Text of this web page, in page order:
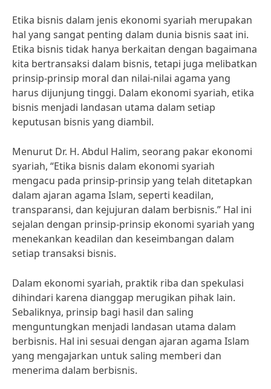
Etika bisnis dalam jenis ekonomi syariah merupakan
hal yang sangat penting dalam dunia bisnis saat ini.
Etika bisnis tidak hanya berkaitan dengan bagaimana
kita bertransaksi dalam bisnis, tetapi juga melibatkan
prinsip-prinsip moral dan nilai-nilai agama yang
harus dijunjung tinggi. Dalam ekonomi syariah, etika
bisnis menjadi landasan utama dalam setiap
keputusan bisnis yang diambil.
Menurut Dr. H. Abdul Halim, seorang pakar ekonomi
syariah, “Etika bisnis dalam ekonomi syariah
mengacu pada prinsip-prinsip yang telah ditetapkan
dalam ajaran agama Islam, seperti keadilan,
transparansi, dan kejujuran dalam berbisnis.” Hal ini
sejalan dengan prinsip-prinsip ekonomi syariah yang
menekankan keadilan dan keseimbangan dalam
setiap transaksi bisnis.
Dalam ekonomi syariah, praktik riba dan spekulasi
dihindari karena dianggap merugikan pihak lain.
Sebaliknya, prinsip bagi hasil dan saling
menguntungkan menjadi landasan utama dalam
berbisnis. Hal ini sesuai dengan ajaran agama Islam
yang mengajarkan untuk saling memberi dan
menerima dalam berbisnis.